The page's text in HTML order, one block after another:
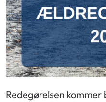
Redegørelsen